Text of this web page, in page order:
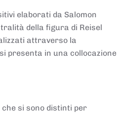
elaborati da Salomon
della figura di Reisel
attraverso la
presenta in una collocazione
si sono distinti per